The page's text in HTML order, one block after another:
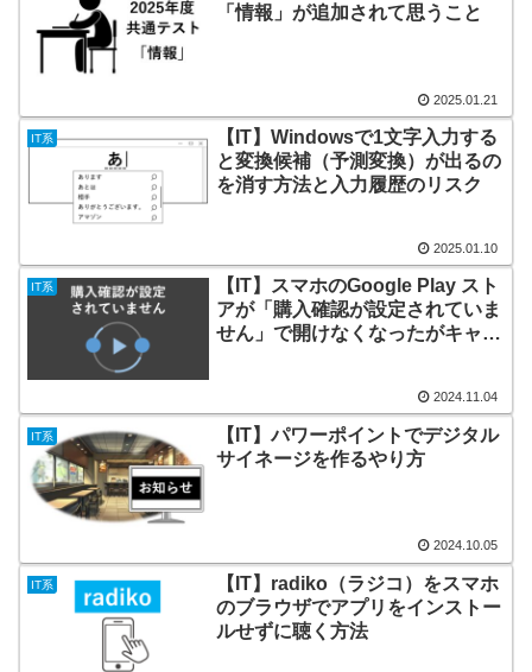
「情報」が追加されて思うこと
2025.01.21
IT系
【IT】Windowsで1文字入力する
と変換候補（予測変換）が出るの
を消す方法と入力履歴のリスク
2025.01.10
IT系
【IT】スマホのGoogle Play スト
アが「購入確認が設定されていま
せん」で開けなくなったがキャッ
2024.11.04
IT系
【IT】パワーポイントでデジタル
サイネージを作るやり方
2024.10.05
IT系
【IT】radiko（ラジコ）をスマホ
のブラウザでアプリをインストー
ルせずに聴く方法